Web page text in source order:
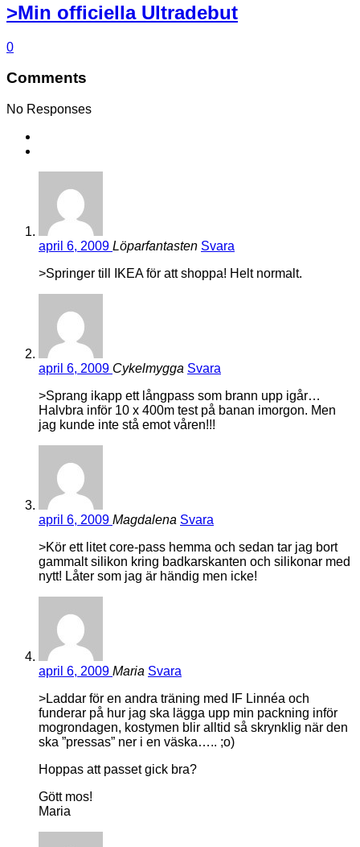
>Min officiella Ultradebut
0
Comments
No Responses
april 6, 2009 Löparfantasten Svara
>Springer till IKEA för att shoppa! Helt normalt.
april 6, 2009 Cykelmygga Svara
>Sprang ikapp ett långpass som brann upp igår…
Halvbra inför 10 x 400m test på banan imorgon. Men
jag kunde inte stå emot våren!!!
april 6, 2009 Magdalena Svara
>Kör ett litet core-pass hemma och sedan tar jag bort
gammalt silikon kring badkarskanten och silikonar med
nytt! Låter som jag är händig men icke!
april 6, 2009 Maria Svara
>Laddar för en andra träning med IF Linnéa och
funderar på hur jag ska lägga upp min packning inför
mogrondagen, kostymen blir alltid så skrynklig när den
ska ”pressas” ner i en väska….. ;o)
Hoppas att passet gick bra?
Gött mos!
Maria